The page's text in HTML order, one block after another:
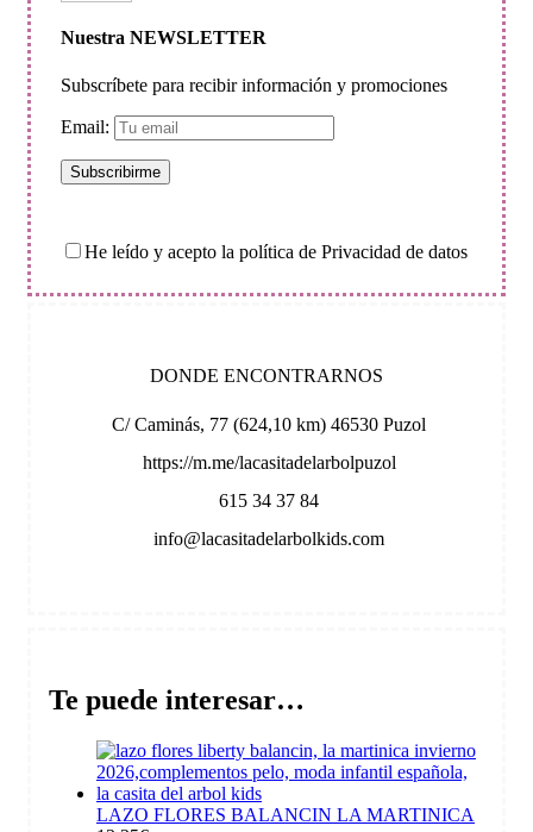
Nuestra NEWSLETTER
Subscríbete para recibir información y promociones
Email:
He leído y acepto la política de Privacidad de datos
DONDE ENCONTRARNOS
C/ Caminás, 77 (624,10 km) 46530 Puzol
https://m.me/lacasitadelarbolpuzol
615 34 37 84
info@lacasitadelarbolkids.com
Te puede interesar…
LAZO FLORES BALANCIN LA MARTINICA